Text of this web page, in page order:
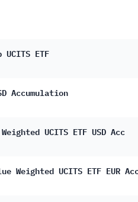
ETF
Accumulation
UCITS ETF USD Acc
Weighted UCITS ETF EUR